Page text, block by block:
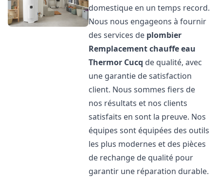
domestique en un temps record.
Nous nous engageons à fournir
des services de plombier
Remplacement chauffe eau
Thermor Cucq de qualité, avec
une garantie de satisfaction
client. Nous sommes fiers de
nos résultats et nos clients
satisfaits en sont la preuve. Nos
équipes sont équipées des outils
les plus modernes et des pièces
de rechange de qualité pour
garantir une réparation durable.